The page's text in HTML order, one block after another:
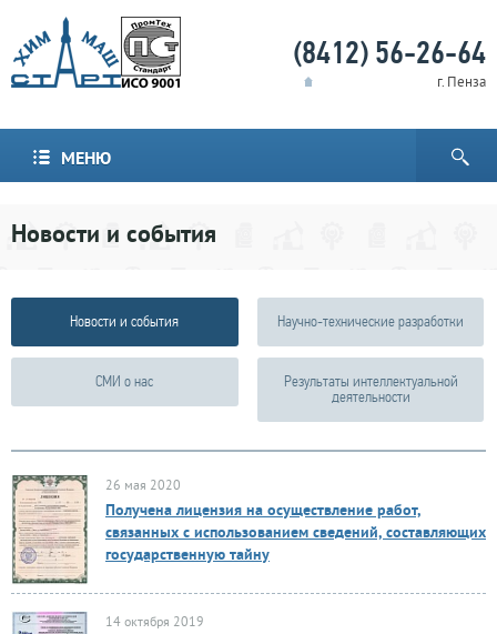
(8412) 56-26-64
г. Пенза
МЕНЮ
Новости и события
Новости и события Научно-технические разработки
СМИ о нас
Результаты интеллектуальной
деятельности
26 мая 2020
Получена лицензия на осуществление работ,
связанных с использованием сведений, составляющих
государственную тайну
14 октября 2019